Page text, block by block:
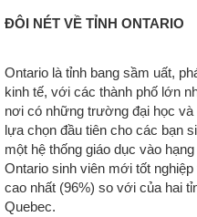
ĐÔI NÉT VỀ TỈNH ONTARIO
Ontario là tỉnh bang sầm uất,
kinh tế, với các thành phố lớn
nơi có những trường đại học và
lựa chọn đầu tiên cho các bạn
một hệ thống giáo dục vào
Ontario sinh viên mới tốt
cao nhất (96%) so với của hai
Quebec.